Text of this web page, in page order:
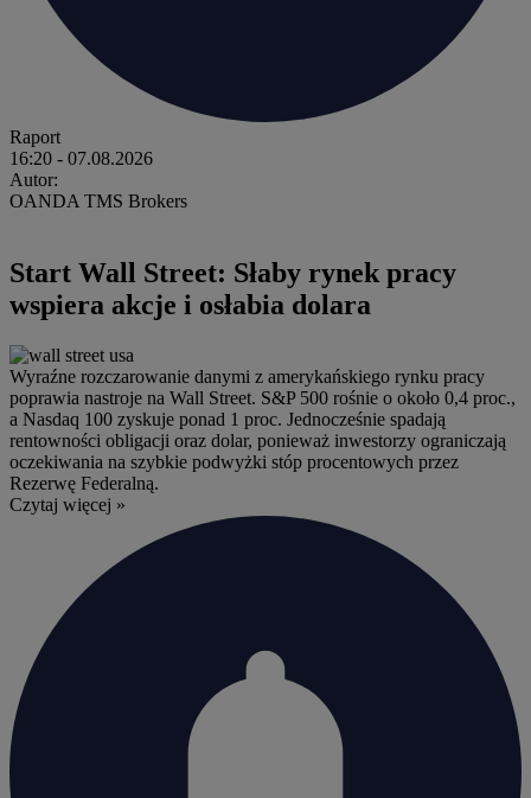
Raport
16:20 - 07.08.2026
Autor:
OANDA TMS Brokers
Start Wall Street: Słaby rynek pracy
wspiera akcje i osłabia dolara
Wyraźne rozczarowanie danymi z amerykańskiego rynku pracy
poprawia nastroje na Wall Street. S&P 500 rośnie o około 0,4 proc.,
a Nasdaq 100 zyskuje ponad 1 proc. Jednocześnie spadają
rentowności obligacji oraz dolar, ponieważ inwestorzy ograniczają
oczekiwania na szybkie podwyżki stóp procentowych przez
Rezerwę Federalną.
Czytaj więcej »